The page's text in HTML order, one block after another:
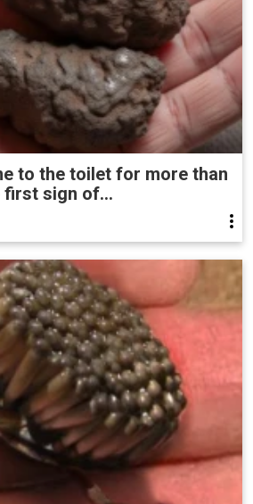
to the toilet for more than
first sign of...